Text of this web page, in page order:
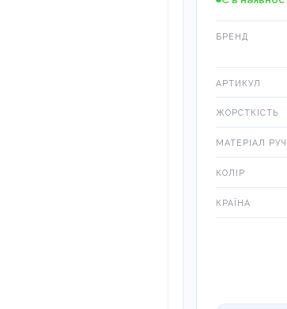
БРЕНД
АРТИКУЛ
ЖОРСТКІСТЬ
МАТЕРІАЛ
КОЛІР
КРАЇНА